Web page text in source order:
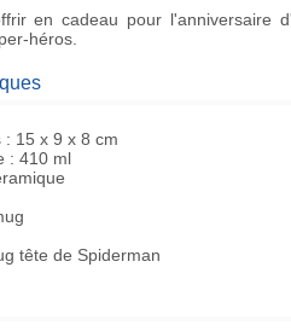
encadeau pour l'anniversaire
héros
: 15 x 9 x 8 cm
: 410 ml
tête de Spiderman